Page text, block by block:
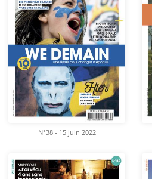
N°38 - 15 juin 2022